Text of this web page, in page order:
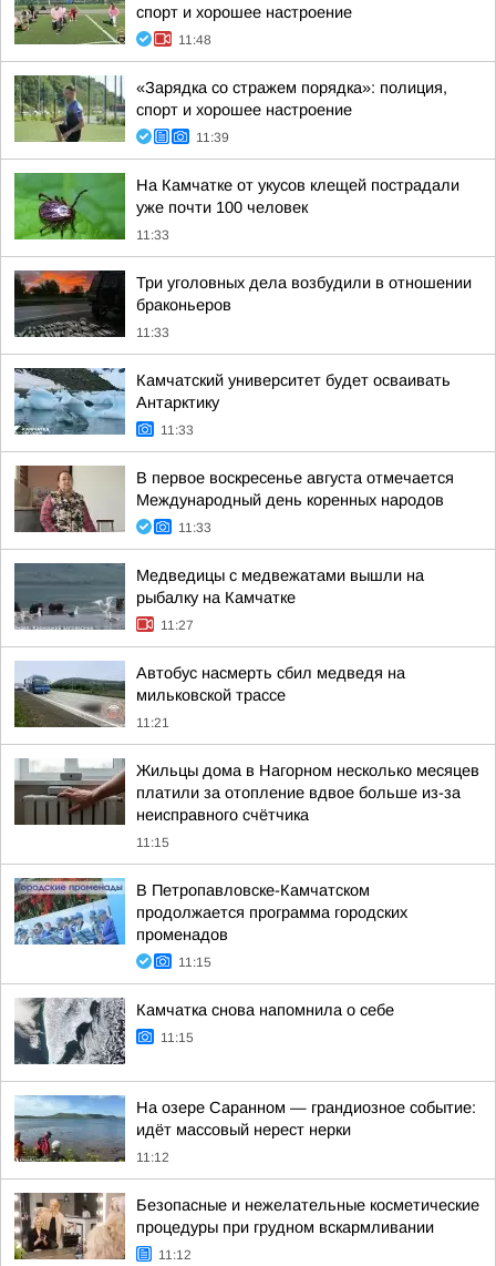
спорт и хорошее настроение
11:48
«Зарядка со стражем порядка»: полиция,
спорт и хорошее настроение
11:39
На Камчатке от укусов клещей пострадали
уже почти 100 человек
11:33
Три уголовных дела возбудили в отношении
браконьеров
11:33
Камчатский университет будет осваивать
Антарктику
11:33
В первое воскресенье августа отмечается
Международный день коренных народов
11:33
Медведицы с медвежатами вышли на
рыбалку на Камчатке
11:27
Автобус насмерть сбил медведя на
мильковской трассе
11:21
Жильцы дома в Нагорном несколько месяцев
платили за отопление вдвое больше из-за
неисправного счётчика
11:15
В Петропавловске-Камчатском
продолжается программа городских
променадов
11:15
Камчатка снова напомнила о себе
11:15
На озере Саранном — грандиозное событие:
идёт массовый нерест нерки
11:12
Безопасные и нежелательные косметические
процедуры при грудном вскармливании
11:12